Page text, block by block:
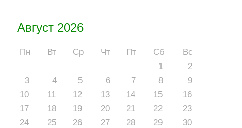
Август 2026
Пн Вт Ср Чт Пт Сб
Вс
1
2
3
4 5 6 7 8
9
10
11 12 13 14 15
16
17
18 19 20 21 22
23
24
25 26 27 28 29
30